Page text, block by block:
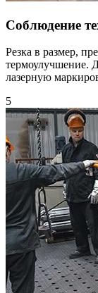
Соблюдение
Резка в размер,
термоулучшение.
лазерную
5